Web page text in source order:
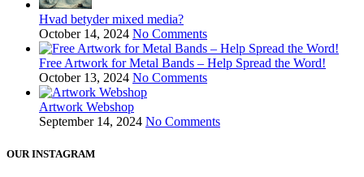
Hvad betyder mixed media?
October 14, 2024 No Comments
Free Artwork for Metal Bands – Help Spread the Word!
October 13, 2024 No Comments
Artwork Webshop
September 14, 2024 No Comments
OUR INSTAGRAM